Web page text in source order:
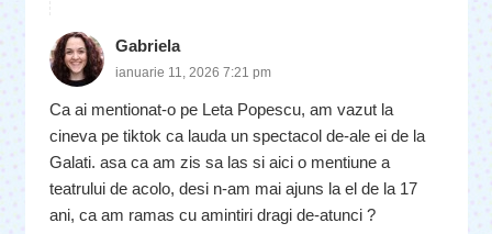
Gabriela
ianuarie 11, 2026 7:21 pm
Ca ai mentionat-o pe Leta Popescu, am vazut la
cineva pe tiktok ca lauda un spectacol de-ale ei de la
Galati. asa ca am zis sa las si aici o mentiune a
teatrului de acolo, desi n-am mai ajuns la el de la 17
ani, ca am ramas cu amintiri dragi de-atunci ?